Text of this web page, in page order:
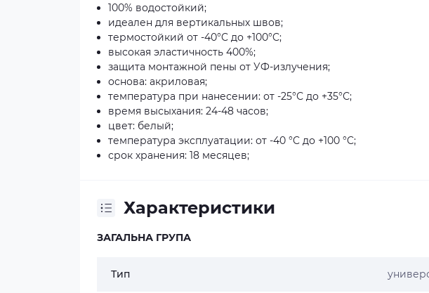
100% водостойкий;
идеален для вертикальных швов;
термостойкий от -40°C до +100°C;
высокая эластичность 400%;
защита монтажной пены от УФ-излучения;
основа: акриловая;
температура при нанесении: от -25°С до +35°С;
время высыхания: 24-48 часов;
цвет: белый;
температура эксплуатации: от -40 °C до +100 °C;
срок хранения: 18 месяцев;
Характеристики
ЗАГАЛЬНА ГРУПА
Тип